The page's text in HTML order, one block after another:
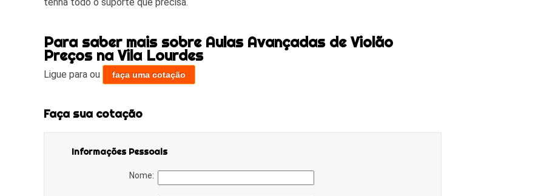
Para saber mais sobre Aulas Avançadas de Violão
Preços na Vila Lourdes
Ligue para ou faça uma cotação
Faça sua cotação
Informações Pessoais
Nome: